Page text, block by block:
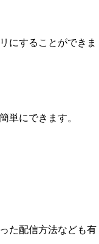
にすることができま
単にできます。
た配信方法なども有